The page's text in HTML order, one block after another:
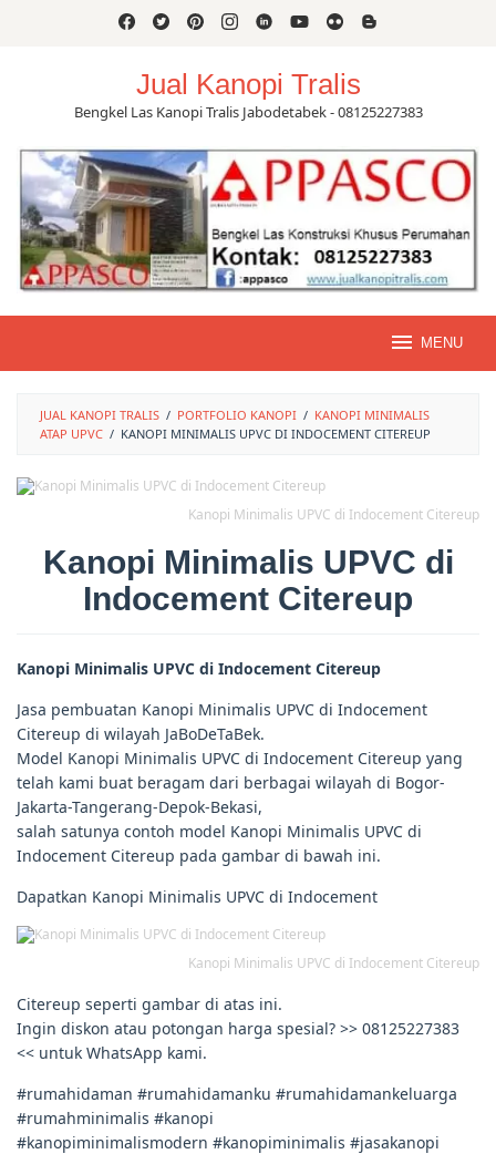
Jual Kanopi Tralis
Bengkel Las Kanopi Tralis Jabodetabek - 08125227383
MENU
JUAL KANOPI TRALIS / PORTFOLIO KANOPI / KANOPI MINIMALIS
ATAP UPVC / KANOPI MINIMALIS UPVC DI INDOCEMENT CITEREUP
Kanopi Minimalis UPVC di Indocement Citereup
Kanopi Minimalis UPVC di
Indocement Citereup
Kanopi Minimalis UPVC di Indocement Citereup
Jasa pembuatan Kanopi Minimalis UPVC di Indocement
Citereup di wilayah JaBoDeTaBek.
Model Kanopi Minimalis UPVC di Indocement Citereup yang
telah kami buat beragam dari berbagai wilayah di Bogor-
Jakarta-Tangerang-Depok-Bekasi,
salah satunya contoh model Kanopi Minimalis UPVC di
Indocement Citereup pada gambar di bawah ini.
Dapatkan Kanopi Minimalis UPVC di Indocement
Kanopi Minimalis UPVC di Indocement Citereup
Citereup seperti gambar di atas ini.
Ingin diskon atau potongan harga spesial? >> 08125227383
<< untuk WhatsApp kami.
#rumahidaman #rumahidamanku #rumahidamankeluarga
#rumahminimalis #kanopi
#kanopiminimalismodern #kanopiminimalis #jasakanopi